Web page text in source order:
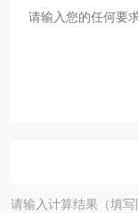
请输入计算结果（填